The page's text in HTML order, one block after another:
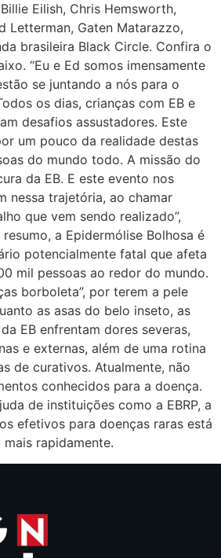
Eilish, Chris Hemsworth,
Letterman, Gaten Matarazzo,
brasileira Black Circle. Confira o
“Eu e Ed somos imensamente
se juntando a nós para o
os dias, crianças com EB e
desafios assustadores. Este
um pouco da realidade destas
do mundo todo. A missão do
da EB. E este evento nos
nessa trajetória, ao chamar
que vem sendo realizado”,
a Epidermólise Bolhosa é
potencialmente fatal que afeta
mil pessoas ao redor do mundo.
borboleta”, por terem a pele
as asas do belo inseto, as
EB enfrentam dores severas,
e externas, além de uma rotina
de curativos. Atualmente, não
conhecidos para a doença.
de instituições como a EBRP, a
efetivos para doenças raras está
rapidamente.